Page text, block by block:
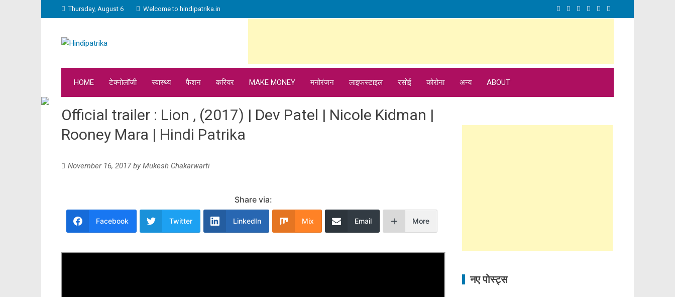
Thursday, August 6 Welcome to hindipatrika.in
HOME टेक्नोलॉजी स्वास्थ्य फैशन करियर MAKE MONEY मनोरंजन लाइफस्टाइल रसोई कोरोना अन्य ABOUT
Official trailer : Lion , (2017) | Dev Patel | Nicole Kidman |
Rooney Mara | Hindi Patrika
November 16, 2017by Mukesh Chakarwarti
Share via:
Facebook Twitter LinkedIn Mix Email More
नए पोस्ट्स